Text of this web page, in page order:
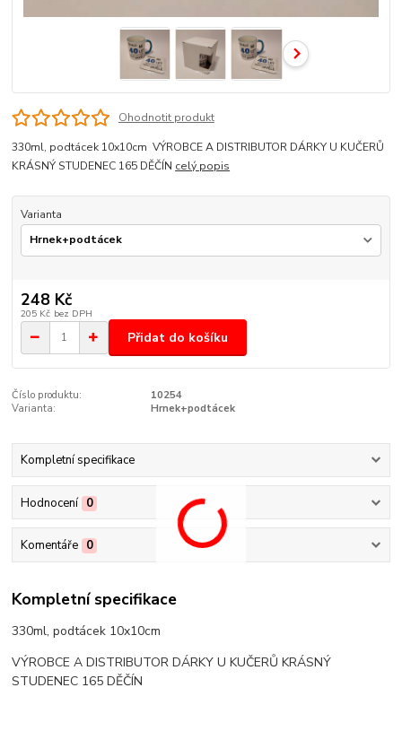
Ohodnotit produkt
330ml, podtácek 10x10cm VÝROBCE A DISTRIBUTOR DÁRKY U KUČERŮ
KRÁSNÝ STUDENEC 165 DĚČÍN celý popis
Varianta
248 Kč
205 Kč bez DPH
Přidat do košíku
Číslo produktu:
10254
Varianta:
Hrnek+podtácek
Kompletní specifikace
Hodnocení 0
Komentáře 0
Kompletní specifikace
330ml, podtácek 10x10cm
VÝROBCE A DISTRIBUTOR DÁRKY U KUČERŮ KRÁSNÝ
STUDENEC 165 DĚČÍN